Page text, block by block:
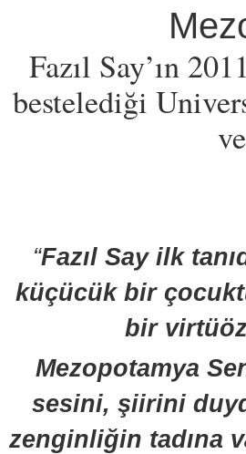
Fazıl Say’ın
bestelediği
“Fazıl Say ilk
küçücük bir
bir
Mezopotamya
sesini, şiirini
zenginliğin tadına